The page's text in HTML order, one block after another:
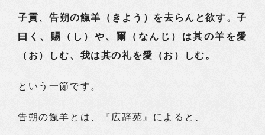
子貢、告朔の餼羊（きよう）を去らんと欲す。子
曰く、賜（し）や、爾（なんじ）は其の羊を愛
（お）しむ、我は其の礼を愛（お）しむ。
という一節です。
告朔の餼羊とは、『広辞苑』によると、